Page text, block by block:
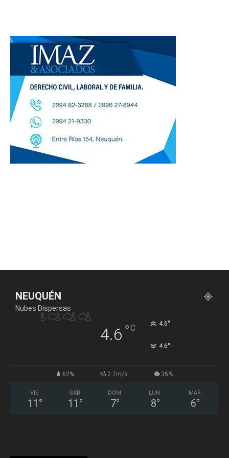
NEUQUÉN
Nubes Dispersas
4.6 °C 4.6°
4.6°
62% 2.7m/s 35%
VIE
11 °
SÁB
11 °
DOM
7°
LUN
8°
MAR
6°